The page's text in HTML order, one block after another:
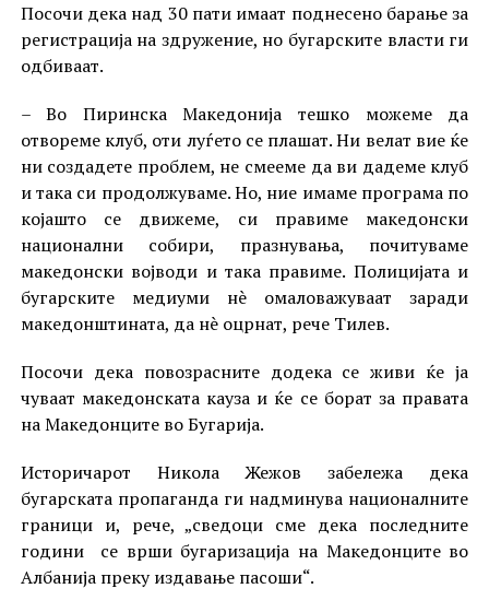
Посочи дека над 30 пати имаат поднесено барање за
регистрација на здружение, но бугарските власти ги
одбиваат.
– Во Пиринска Македонија тешко можеме да
отвореме клуб, оти луѓето се плашат. Ни велат вие ќе
ни создадете проблем, не смееме да ви дадеме клуб
и така си продолжуваме. Но, ние имаме програма по
којашто се движеме, си правиме македонски
национални собири, празнувања, почитуваме
македонски војводи и така правиме. Полицијата и
бугарските медиуми нè омаловажуваат заради
македонштината, да нè оцрнат, рече Тилев.
Посочи дека повозрасните додека се живи ќе ја
чуваат македонската кауза и ќе се борат за правата
на Македонците во Бугарија.
Историчарот Никола Жежов забележа дека
бугарската пропаганда ги надминува националните
граници и, рече, „сведоци сме дека последните
години се врши бугаризација на Македонците во
Албанија преку издавање пасоши“.